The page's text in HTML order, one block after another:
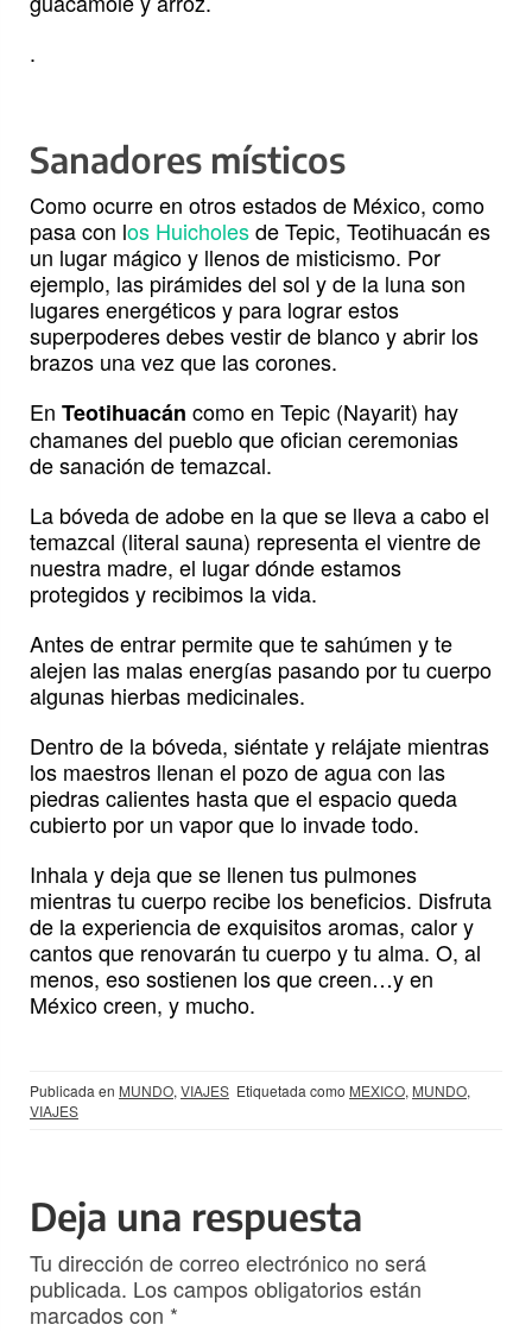
.
Sanadores místicos
Como ocurre en otros estados de México, como
pasa con los Huicholesde Tepic, Teotihuacán es
un lugar mágico y llenos de misticismo. Por
ejemplo, las pirámides del sol y de la luna son
lugares energéticos y para lograr estos
superpoderes debes vestir de blanco y abrir los
brazos una vez que las corones.
En Teotihuacán como en Tepic (Nayarit) hay
chamanes del pueblo que ofician ceremonias
de sanación de temazcal.
La bóveda de adobe en la que se lleva a cabo el
temazcal (literal sauna) representa el vientre de
nuestra madre, el lugar dónde estamos
protegidos y recibimos la vida.
Antes de entrar permite que te sahúmen y te
alejen las malas energías pasando por tu cuerpo
algunas hierbas medicinales.
Dentro de la bóveda, siéntate y relájate mientras
los maestros llenan el pozo de agua con las
piedras calientes hasta que el espacio queda
cubierto por un vapor que lo invade todo.
Inhala y deja que se llenen tus pulmones
mientras tu cuerpo recibe los beneficios. Disfruta
de la experiencia de exquisitos aromas, calor y
cantos que renovarán tu cuerpo y tu alma. O, al
menos, eso sostienen los que creen…y en
México creen, y mucho.
Publicada en MUNDO, VIAJES Etiquetada como MEXICO, MUNDO,
VIAJES
Deja una respuesta
Tu dirección de correo electrónico no será
publicada. Los campos obligatorios están
marcados con *